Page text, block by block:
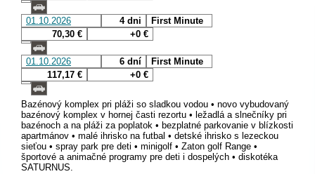
01.10.2026 4 dni
First Minute
70,30 €
+0 €
01.10.2026 6 dní
First Minute
117,17 €
+0 €
Bazénový komplex pri pláži so sladkou vodou • novo vybudovaný
bazénový komplex v hornej časti rezortu • ležadlá a slnečníky pri
bazénoch a na pláži za poplatok • bezplatné parkovanie v blízkosti
apartmánov • malé ihrisko na futbal • detské ihrisko s lezeckou
sieťou • spray park pre deti • minigolf • Zaton golf Range •
športové a animačné programy pre deti i dospelých • diskotéka
SATURNUS.